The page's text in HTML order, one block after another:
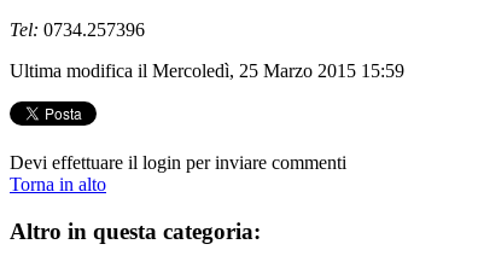
Tel: 0734.257396
Ultima modifica il Mercoledì, 25 Marzo 2015 15:59
Devi effettuare il login per inviare commenti
Torna in alto
Altro in questa categoria: